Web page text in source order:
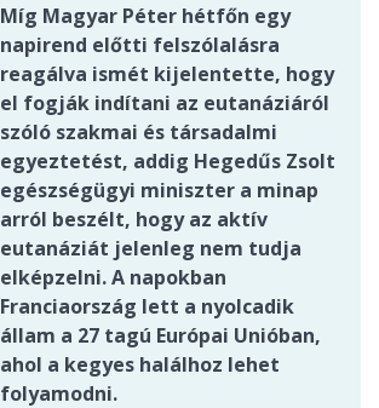
Míg Magyar Péter hétfőn egy
napirend előtti felszólalásra
reagálva ismét kijelentette, hogy
el fogják indítani az eutanáziáról
szóló szakmai és társadalmi
egyeztetést, addig Hegedűs Zsolt
egészségügyi miniszter a minap
arról beszélt, hogy az aktív
eutanáziát jelenleg nem tudja
elképzelni. A napokban
Franciaország lett a nyolcadik
állam a 27 tagú Európai Unióban,
ahol a kegyes halálhoz lehet
folyamodni.